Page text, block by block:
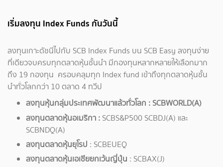
เริ่มลงทุน Index Funds กันวันนี้
ลงทุนเกาะดัชนีไปกับ SCB Index Funds บน SCB Easy ลงทุนง่าย
ที่เดียวจบครบทุกตลาดหุ้นชั้นนำ มีกองทุนหลากหลายให้เลือกมาก
ถึง 19 กองทุน ครอบคลุมทุก Index fund เข้าถึงทุกตลาดหุ้นชั้น
นำทั่วโลกกว่า 10 ตลาด 4 ทวีป
ลงทุนหุ้นกลุ่มประเทศพัฒนาแล้วทั่วโลก : SCBWORLD(A)
ลงทุนตลาดหุ้นอเมริกา : SCBS&P500 SCBDJ(A) และ
SCBNDQ(A)
ลงทุนตลาดหุ้นยุโรป : SCBEUEQ
ลงทุนตลาดหุ้นเอเชียยกเว้นญี่ปุ่น : SCBAX(J)